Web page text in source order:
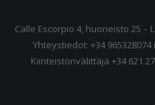
Calle Escorpio 4, huoneisto 25 –
Yhteystiedot: +34
Kiinteistönvälittäjä +34 621